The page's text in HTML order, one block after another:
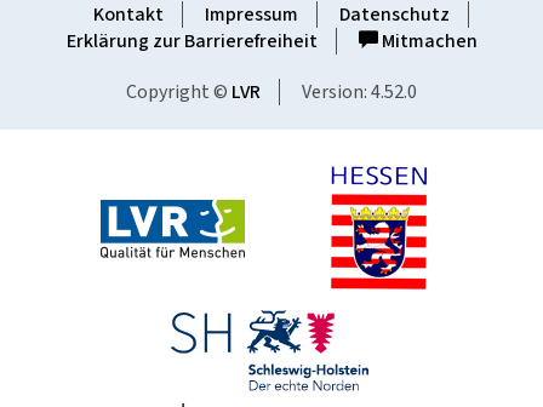
Kontakt Impressum
Datenschutz
Erklärung zur Barrierefreiheit
Mitmachen
Copyright © LVR Version: 4.52.0